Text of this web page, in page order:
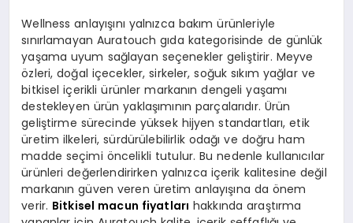
Wellness anlayışını yalnızca bakım ürünleriyle
sınırlamayan Auratouch gıda kategorisinde de günlük
yaşama uyum sağlayan seçenekler geliştirir. Meyve
özleri, doğal içecekler, sirkeler, soğuk sıkım yağlar ve
bitkisel içerikli ürünler markanın dengeli yaşamı
destekleyen ürün yaklaşımının parçalarıdır. Ürün
geliştirme sürecinde yüksek hijyen standartları, etik
üretim ilkeleri, sürdürülebilirlik odağı ve doğru ham
madde seçimi öncelikli tutulur. Bu nedenle kullanıcılar
ürünleri değerlendirirken yalnızca içerik kalitesine değil
markanın güven veren üretim anlayışına da önem
verir. Bitkisel macun fiyatları hakkında araştırma